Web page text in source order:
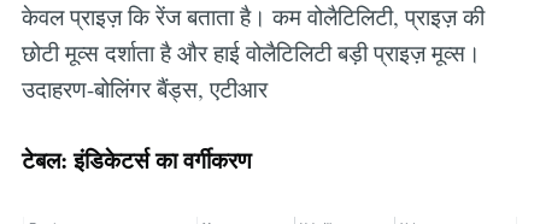
केवल प्राइज़ कि रेंज बताता है। कम वोलैटिलिटी, प्राइज़ की
छोटी मूव्स दर्शाता है और हाई वोलैटिलिटी बड़ी प्राइज़ मूव्स।
उदाहरण-बोलिंगर बैंड्स, एटीआर
टेबल: इंडिकेटर्स का वर्गीकरण